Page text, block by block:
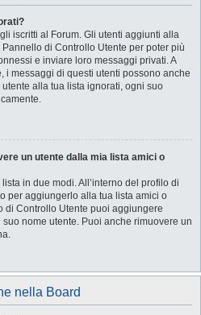
iscritti al Forum. Gli utenti aggiunti alla
di Controllo Utente per poter più
e inviare loro messaggi privati. A
i messaggi di questi utenti possono anche
alla tua lista ignorati, ogni suo
un utente dalla mia lista amici o
in due modi. All’interno del profilo di
per aggiungerlo alla tua lista amici o
di Controllo Utente puoi aggiungere
nome utente. Puoi anche rimuovere un
nella Board